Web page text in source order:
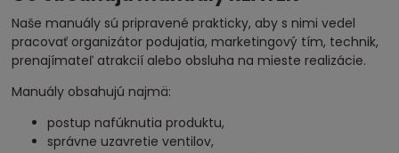
Naše manuály sú pripravené prakticky, aby s nimi vedel
pracovať organizátor podujatia, marketingový tím, technik,
prenajímateľ atrakcií alebo obsluha na mieste realizácie.
Manuály obsahujú najmä:
postup nafúknutia produktu,
správne uzavretie ventilov,